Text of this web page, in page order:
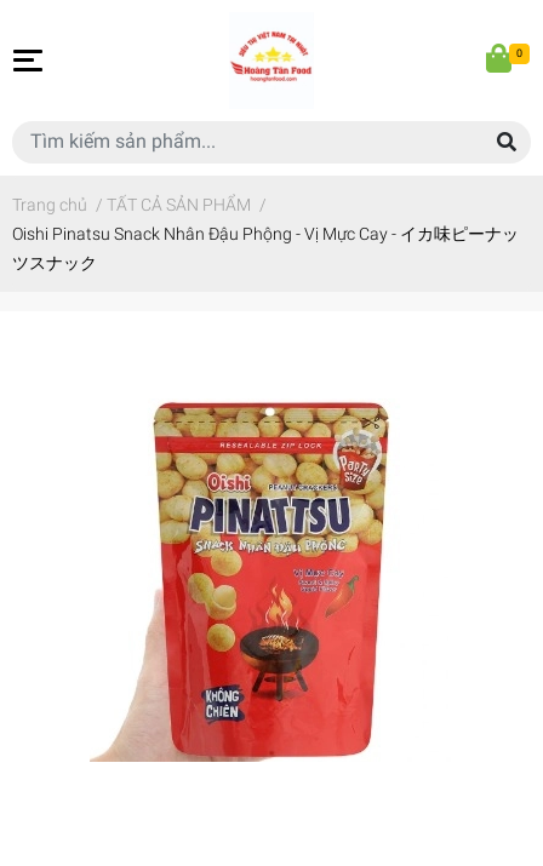
0
Trang chủ / TẤT CẢ SẢN PHẨM /
Oishi Pinatsu Snack Nhân Đậu Phộng - Vị Mực Cay - イカ味ピーナッ
ツスナック